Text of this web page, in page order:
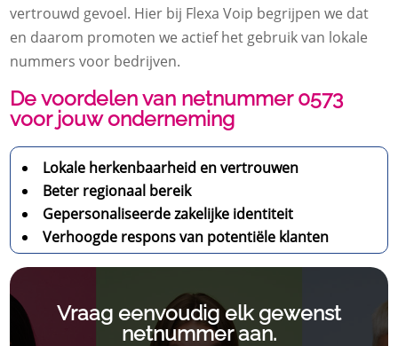
vertrouwd gevoel. Hier bij Flexa Voip begrijpen we dat
en daarom promoten we actief het gebruik van lokale
nummers voor bedrijven.
De voordelen van netnummer 0573
voor jouw onderneming
Lokale herkenbaarheid en vertrouwen
Beter regionaal bereik
Gepersonaliseerde zakelijke identiteit
Verhoogde respons van potentiële klanten
Vraag eenvoudig elk gewenst
netnummer aan.